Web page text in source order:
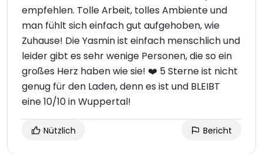
empfehlen. Tolle Arbeit, tolles Ambiente und
man fühlt sich einfach gut aufgehoben, wie
Zuhause! Die Yasmin ist einfach menschlich und
leider gibt es sehr wenige Personen, die so ein
großes Herz haben wie sie! ❤️ 5 Sterne ist nicht
genug für den Laden, denn es ist und BLEIBT
eine 10/10 in Wuppertal!
Nützlich Bericht